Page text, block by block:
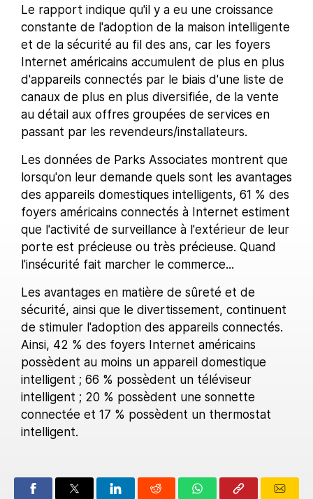
Le rapport indique qu'il y a eu une croissance
constante de l'adoption de la maison intelligente
et de la sécurité au fil des ans, car les foyers
Internet américains accumulent de plus en plus
d'appareils connectés par le biais d'une liste de
canaux de plus en plus diversifiée, de la vente
au détail aux offres groupées de services en
passant par les revendeurs/installateurs.
Les données de Parks Associates montrent que
lorsqu'on leur demande quels sont les avantages
des appareils domestiques intelligents, 61 % des
foyers américains connectés à Internet estiment
que l'activité de surveillance à l'extérieur de leur
porte est précieuse ou très précieuse. Quand
l'insécurité fait marcher le commerce...
Les avantages en matière de sûreté et de
sécurité, ainsi que le divertissement, continuent
de stimuler l'adoption des appareils connectés.
Ainsi, 42 % des foyers Internet américains
possèdent au moins un appareil domestique
intelligent ; 66 % possèdent un téléviseur
intelligent ; 20 % possèdent une sonnette
connectée et 17 % possèdent un thermostat
intelligent.